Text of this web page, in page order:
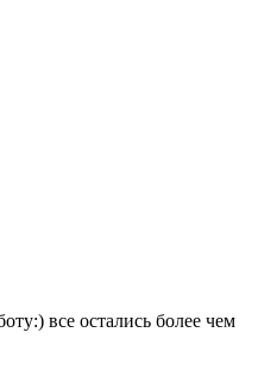
все остались более чем